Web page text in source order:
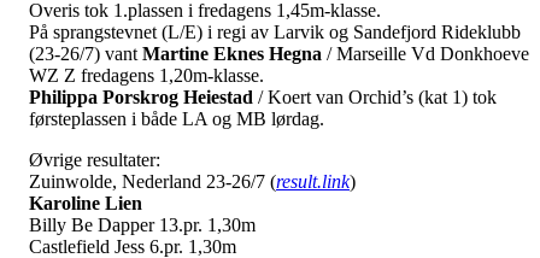
Overis tok 1.plassen i fredagens 1,45m-klasse.
På sprangstevnet (L/E) i regi av Larvik og Sandefjord Rideklubb
(23-26/7) vant Martine Eknes Hegna / Marseille Vd Donkhoeve
WZ Z fredagens 1,20m-klasse.
Philippa Porskrog Heiestad / Koert van Orchid’s (kat 1) tok
førsteplassen i både LA og MB lørdag.
Øvrige resultater:
Zuinwolde, Nederland 23-26/7 (result.link)
Karoline Lien
Billy Be Dapper 13.pr. 1,30m
Castlefield Jess 6.pr. 1,30m